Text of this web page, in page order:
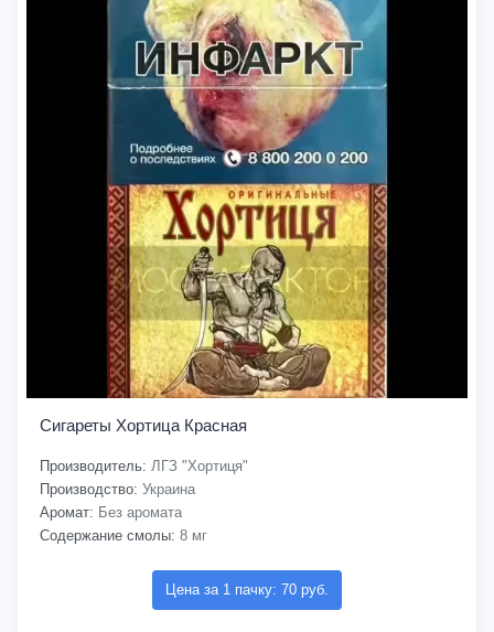
Сигареты Хортица Красная
Производитель: ЛГЗ "Хортиця"
Производство: Украина
Аромат: Без аромата
Содержание смолы: 8 мг
Цена за 1 пачку: 70 руб.